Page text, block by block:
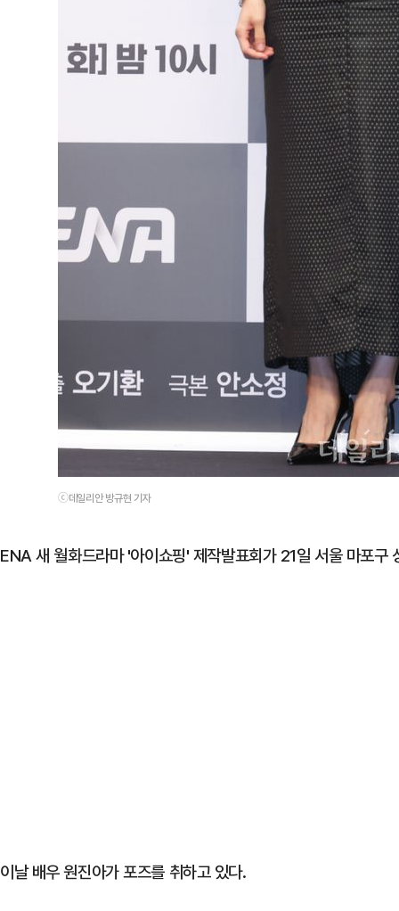
ⓒ데일리안 방규현 기자
ENA 새 월화드라마 '아이쇼핑' 제작발표회가 21일 서울 마포구
이날 배우 원진아가 포즈를 취하고 있다.